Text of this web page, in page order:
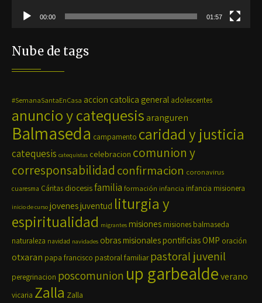
00:00 01:57
Nube de tags
#SemanaSantaEnCasa accion catolica general adolescentes
anuncio y catequesis aranguren
Balmaseda campamento caridad y justicia
catequesis catequistas celebracion comunion y
corresponsabilidad confirmacion coronavirus
cuaresma Cáritas diocesisfamilia formación infancia infancia misionera
inicio de curso jovenesjuventud liturgia y
espiritualidad migrantes misiones misiones balmaseda
naturaleza navidad navidades obras misionales pontificias OMP oración
otxaran papa francisco pastoral familiar pastoral juvenil
peregrinacion poscomunion up garbealdeverano
vicaria Zalla Zalla